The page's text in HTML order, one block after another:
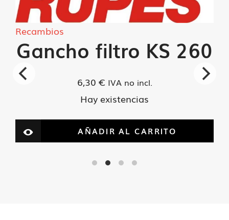
Recambios
Gancho filtro KS 260
6,30 € IVA no incl.
Hay existencias
AÑADIR AL CARRITO